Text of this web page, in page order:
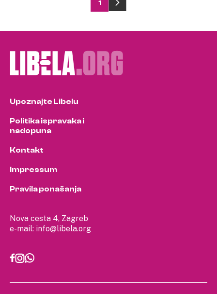
pagination
1
Nova cesta 4, Zagreb
e-mail: info@libela.org
Upoznajte Libelu
Politika ispravaka i
nadopuna
Kontakt
Impressum
Pravila ponašanja